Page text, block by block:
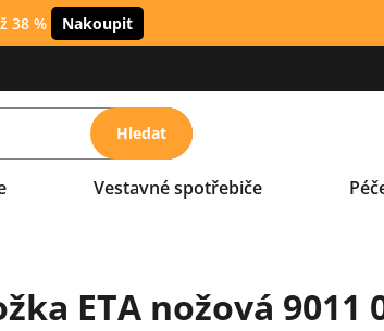
38 % Nakoupit
Hledat
Vestavné spotřebiče
ETA nožová 9011